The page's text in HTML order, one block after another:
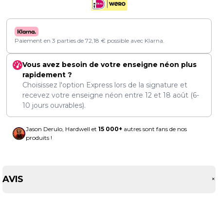
Paiement en 3 parties de 72,18 € possible avec Klarna.
Vous avez besoin de votre enseigne néon plus
rapidement ?
Choisissez l'option Express lors de la signature et
recevez votre enseigne néon entre 12 et 18 août (6-
10 jours ouvrables).
Jason Derulo, Hardwell et 15 000+ autres sont fans de nos
produits !
AVIS +